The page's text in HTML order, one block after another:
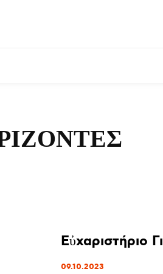
Εὐχαριστήριο
09.10.2023